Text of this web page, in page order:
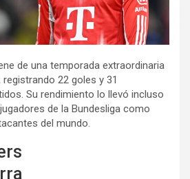
de una temporada extraordinaria
22 goles y 31
Su rendimiento lo llevó incluso
de la Bundesliga como
del mundo.